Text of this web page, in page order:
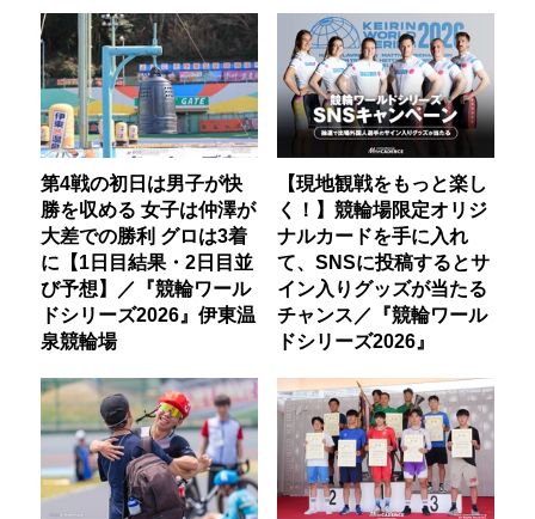
第4戦の初日は男子が快
勝を収める 女子は仲澤が
大差での勝利 グロは3着
に【1日目結果・2日目並
び予想】／『競輪ワール
ドシリーズ2026』伊東温
泉競輪場
【現地観戦をもっと楽し
く！】競輪場限定オリジ
ナルカードを手に入れ
て、SNSに投稿するとサ
イン入りグッズが当たる
チャンス／『競輪ワール
ドシリーズ2026』